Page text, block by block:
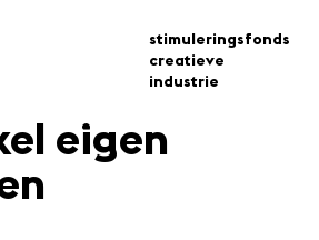
stimuleringsfonds
creatieve
industrie
eigen